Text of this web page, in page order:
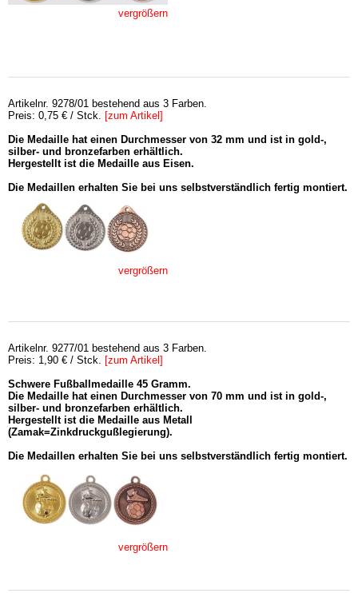
vergrößern
Artikelnr. 9278/01 bestehend aus 3 Farben.
Preis: 0,75 € / Stck. [zum Artikel]
Die Medaille hat einen Durchmesser von 32 mm und ist in gold-,
silber- und bronzefarben erhältlich.
Hergestellt ist die Medaille aus Eisen.
Die Medaillen erhalten Sie bei uns selbstverständlich fertig montiert.
vergrößern
Artikelnr. 9277/01 bestehend aus 3 Farben.
Preis: 1,90 € / Stck. [zum Artikel]
Schwere Fußballmedaille 45 Gramm.
Die Medaille hat einen Durchmesser von 70 mm und ist in gold-,
silber- und bronzefarben erhältlich.
Hergestellt ist die Medaille aus Metall
(Zamak=Zinkdruckgußlegierung).
Die Medaillen erhalten Sie bei uns selbstverständlich fertig montiert.
vergrößern